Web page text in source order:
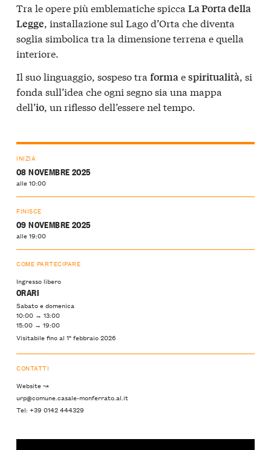
Tra le opere più emblematiche spicca La Porta della
Legge, installazione sul Lago d’Orta che diventa
soglia simbolica tra la dimensione terrena e quella
interiore.
Il suo linguaggio, sospeso tra formaespiritualità, si
fonda sull’idea che ogni segno sia una mappa
dell’io, un riflesso dell’essere nel tempo.
INIZIA
08 NOVEMBRE 2025
alle 10:00
FINISCE
09 NOVEMBRE 2025
alle 19:00
COME PARTECIPARE
Ingresso libero
ORARI
Sabato e domenica
10:00 → 13:00
15:00 → 19:00
Visitabile fino al 1° febbraio 2026
CONTATTI
Website ↝
urp@comune.casale-monferrato.al.it
Tel: +39 0142 444329